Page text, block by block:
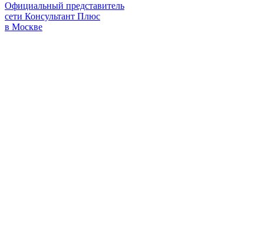
Официальный представитель
сети Консультант Плюс
в Москве